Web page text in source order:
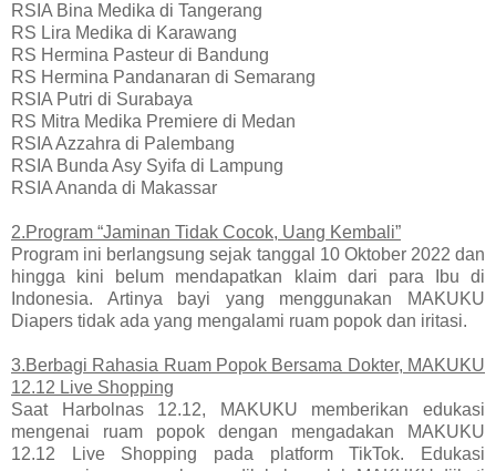
RSIA Bina Medika di Tangerang
RS Lira Medika di Karawang
RS Hermina Pasteur di Bandung
RS Hermina Pandanaran di Semarang
RSIA Putri di Surabaya
RS Mitra Medika Premiere di Medan
RSIA Azzahra di Palembang
RSIA Bunda Asy Syifa di Lampung
RSIA Ananda di Makassar
2.Program “Jaminan Tidak Cocok, Uang Kembali”
Program ini berlangsung sejak tanggal 10 Oktober 2022 dan
hingga kini belum mendapatkan klaim dari para Ibu di
Indonesia. Artinya bayi yang menggunakan MAKUKU
Diapers tidak ada yang mengalami ruam popok dan iritasi.
3.Berbagi Rahasia Ruam Popok Bersama Dokter, MAKUKU
12.12 Live Shopping
Saat Harbolnas 12.12, MAKUKU memberikan edukasi
mengenai ruam popok dengan mengadakan MAKUKU
12.12 Live Shopping pada platform TikTok. Edukasi